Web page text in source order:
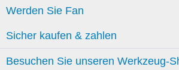
Werden Sie Fan
Sicher kaufen & zahlen
Besuchen Sie unseren Werkzeug-